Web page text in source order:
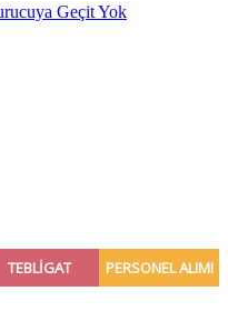
Geçit Yok